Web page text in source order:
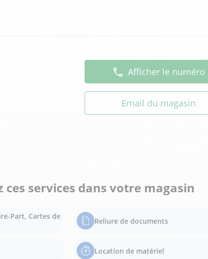
Afficher le numéro
Email du magasin
ces services dans votre magasin
Part, Cartes de
Reliure de documents
Location de matériel